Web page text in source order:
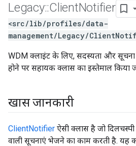
Legacy::ClientNotifier
<src/lib/profiles/data-
management/Legacy/
WDM क्लाइंट के लिए, सदस्यता और
होने पर सहायक क्लास का इस्तेमाल किया
खास जानकारी
ClientNotifier ऐसी क्लास है जो
वाली सूचनाएं भेजने का काम करती है. यह